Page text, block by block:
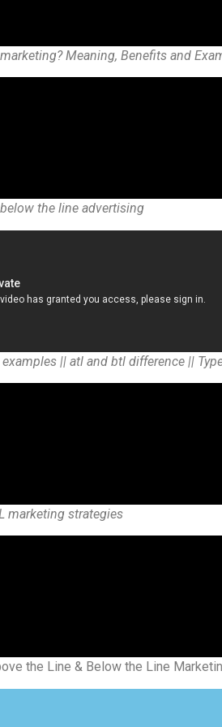
Meaning, Benefits and
the line advertising
|| atl and btl difference ||
marketing strategies
the Line & Below the Line